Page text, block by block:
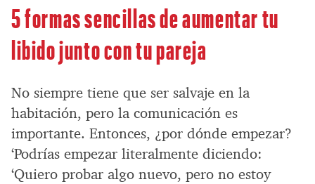
5 formas sencillas de aumentar tu
libido junto con tu pareja
No siempre tiene que ser salvaje en la
habitación, pero la comunicación es
importante. Entonces, ¿por dónde empezar?
‘Podrías empezar literalmente diciendo:
‘Quiero probar algo nuevo, pero no estoy